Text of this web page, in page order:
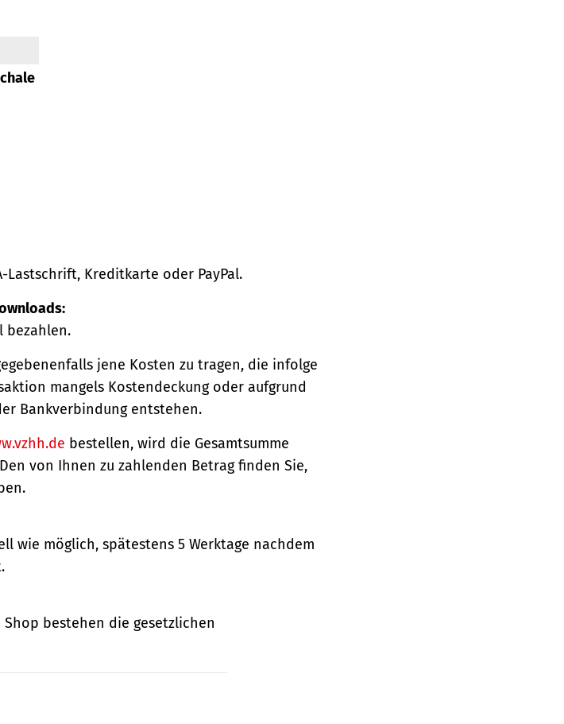
Lastschrift, Kreditkarte oder PayPal.
bezahlen.
jene Kosten zu tragen, die infolge
mangels Kostendeckung oder aufgrund
Bankverbindung entstehen.
bestellen, wird die Gesamtsumme
von Ihnen zu zahlenden Betrag finden Sie,
wie möglich, spätestens 5 Werktage nachdem
bestehen die gesetzlichen